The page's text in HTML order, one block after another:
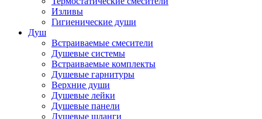
Изливы
Гигиенические души
Душ
Встраиваемые смесители
Душевые системы
Встраиваемые комплекты
Душевые гарнитуры
Верхние души
Душевые лейки
Душевые панели
Душевые шланги